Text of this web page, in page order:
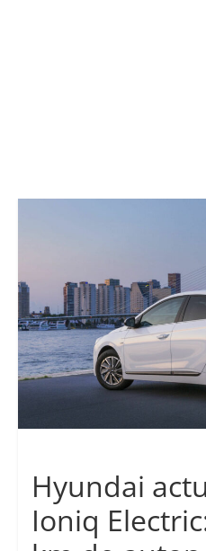
Hyundai
Ioniq